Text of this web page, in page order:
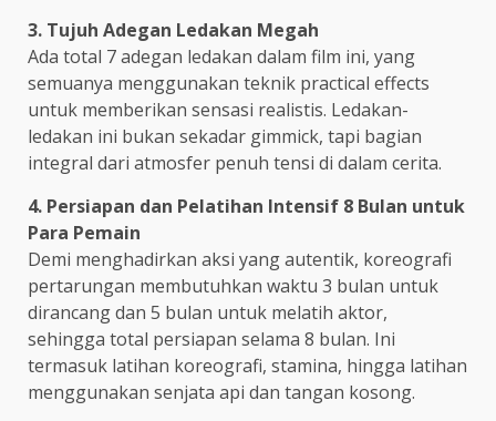
3. Tujuh Adegan Ledakan Megah
Ada total 7 adegan ledakan dalam film ini, yang
semuanya menggunakan teknik practical effects
untuk memberikan sensasi realistis. Ledakan-
ledakan ini bukan sekadar gimmick, tapi bagian
integral dari atmosfer penuh tensi di dalam cerita.
4. Persiapan dan Pelatihan Intensif 8 Bulan untuk
Para Pemain
Demi menghadirkan aksi yang autentik, koreografi
pertarungan membutuhkan waktu 3 bulan untuk
dirancang dan 5 bulan untuk melatih aktor,
sehingga total persiapan selama 8 bulan. Ini
termasuk latihan koreografi, stamina, hingga latihan
menggunakan senjata api dan tangan kosong.